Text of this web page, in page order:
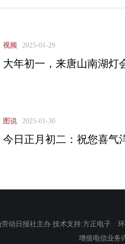
视频 2025-01-29
大年初一，来唐山南湖灯
图说 2025-01-30
今日正月初二：祝您喜气
动日报社主办 技术支持:方正电子
增值电信业务